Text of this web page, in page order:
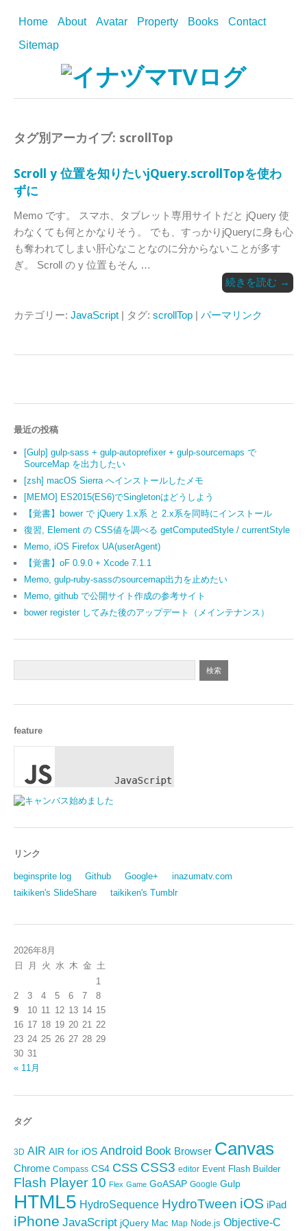
Home About Avatar Property Books
Contact
Sitemap
タグ別アーカイブ: scrollTop
Scroll y 位置を知りたいjQuery.scrollTopを使わ
ずに
Memo です。 スマホ、タブレット専用サイトだと jQuery 使
わなくても何とかなりそう。 でも、すっかりjQueryに身も心
も奪われてしまい肝心なことなのに分からないことが多す
ぎ。 Scroll の y 位置もそん …
続きを読む →
カテゴリー: JavaScript | タグ: scrollTop | パーマリンク
最近の投稿
[Gulp] gulp-sass + gulp-autoprefixer + gulp-sourcemaps で
SourceMap を出力したい
[zsh] macOS Sierra へインストールしたメモ
[MEMO] ES2015(ES6)でSingletonはどうしよう
【覚書】bower で jQuery 1.x系 と 2.x系を同時にインストール
復習, Element の CSS値を調べる getComputedStyle / currentStyle
Memo, iOS Firefox UA(userAgent)
【覚書】oF 0.9.0 + Xcode 7.1.1
Memo, gulp-ruby-sassのsourcemap出力を止めたい
Memo, github で公開サイト作成の参考サイト
bower register してみた後のアップデート（メインテナンス）
feature
リンク
beginsprite log Github Google+
inazumatv.com
taikiken's SlideShare
taikiken's Tumblr
2026年8月
日
月 火 水 木 金 土
1
2
3 4 5 6 7
8
9
10 11 12 13 14 15
16 17 18 19 20 21 22
23 24 25 26 27 28 29
30 31
« 11月
タグ
3D AIR AIR for iOS Android Book Browser Canvas
Chrome Compass CS4 CSS CSS3 editor Event Flash Builder
Flash Player 10 Flex Game GoASAP Google Gulp
HTML5 HydroSequence HydroTween iOS iPad
iPhone JavaScript jQuery Mac Map Node.js Objective-C